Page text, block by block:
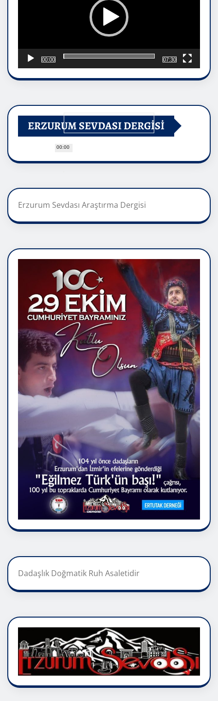
00:00
00:00
07:30
ERZURUM SEVDASI DERGİSİ
Erzurum Sevdası Araştırma Dergisi
Dadaşlık Doğmatik Ruh Asaletidir